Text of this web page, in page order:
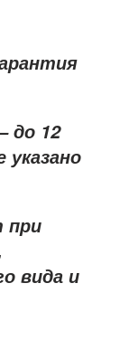
до 12
указано
при
вида и